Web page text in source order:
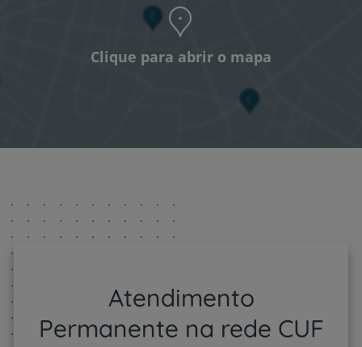
Clique para abrir o mapa
Atendimento
Permanente na rede CUF